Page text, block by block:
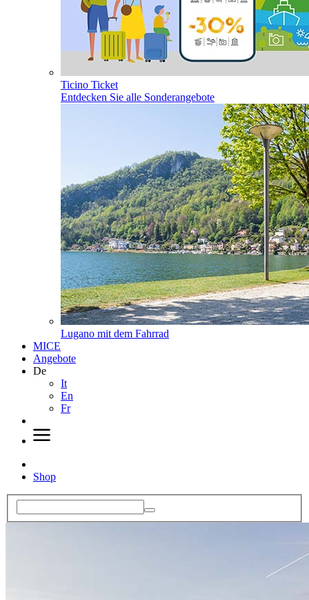
Ticino Ticket
Entdecken Sie alle Sonderangebote
Lugano mit dem Fahrrad
MICE
Angebote
De
It
En
Fr
Shop